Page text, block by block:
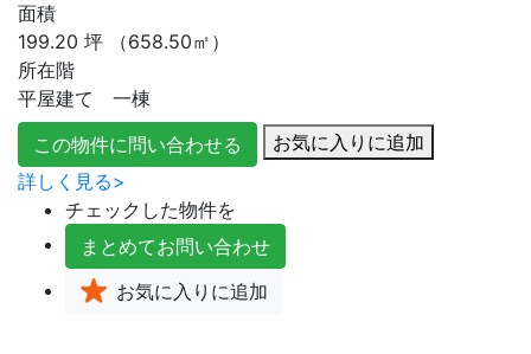
面積
199.20 坪 （658.50㎡）
所在階
平屋建て 一棟
この物件に問い合わせる
お気に入りに追加
詳しく見る>
チェックした物件を
まとめてお問い合わせ
お気に入り に追加